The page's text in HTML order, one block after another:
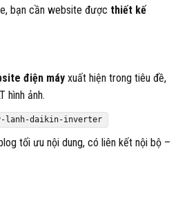
bạn cần website được thiết kế
điện máyxuất hiện trong tiêu đề,
hình ảnh.
lanh-daikin-inverter
tối ưu nội dung, có liên kết nội bộ –